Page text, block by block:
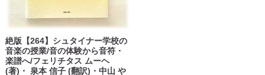
絶版【264】シュタイナー学校の
音楽の授業/音の体験から音符・
楽譜へ/フェリチタス ムーヘ
(著)・ 泉本 信子 (翻訳)・中山 や